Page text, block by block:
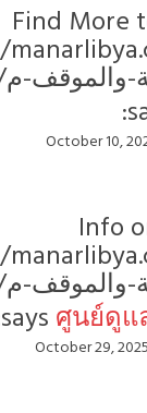
[…]
manarlibya.com/2022/06/27/استبيان-
م/ […]
manarlibya.com/2022/06/27/استبيان-
م/ […]
says: